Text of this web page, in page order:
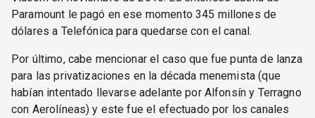
Paramount le pagó en ese momento 345 millones de
dólares a Telefónica para quedarse con el canal.
Por último, cabe mencionar el caso que fue punta de lanza
para las privatizaciones en la década menemista (que
habían intentado llevarse adelante por Alfonsín y Terragno
con Aerolíneas) y este fue el efectuado por los canales